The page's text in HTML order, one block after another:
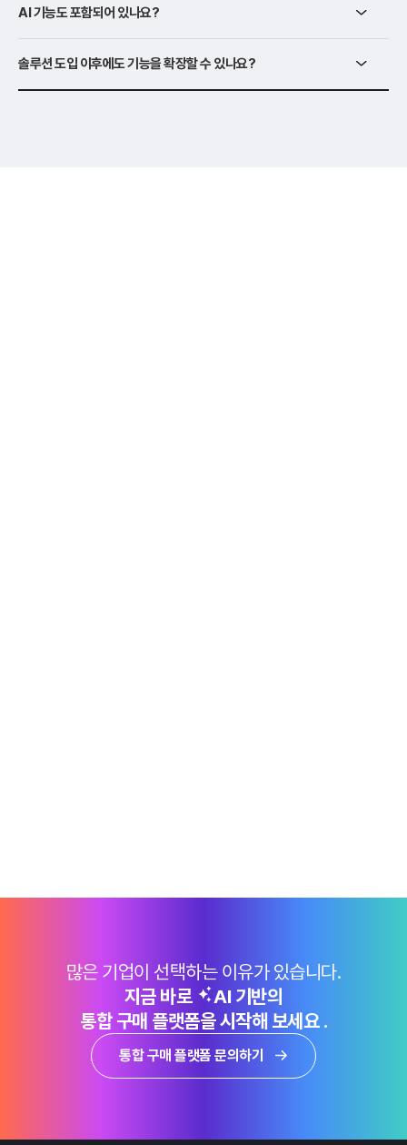
AI 기능도 포함되어 있나요?
솔루션 도입 이후에도 기능을 확장할 수 있나요?
많은 기업이 선택하는 이유가 있습니다.
지금 바로
AI 기반의
통합 구매 플랫폼을 시작해 보세요 .
통합 구매 플랫폼 문의하기